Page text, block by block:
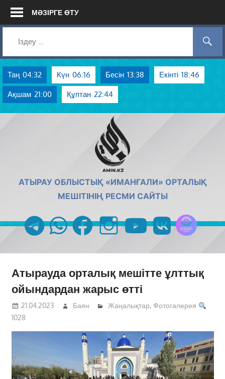
Skip
МӘЗІРГЕ ӨТУ
Таң 04:32 Күн 06:16 Бесін 13:38 Екінті 18:46
Ақшам 21:00 Құптан 22:44
АТЫРАУ ОБЛЫСТЫҚ «ИМАНҒАЛИ» ОРТАЛЫҚ
МЕШІТІНІҢ РЕСМИ САЙТЫ
telegramwhatsappfacebookinstagramyoutubevk
Атырауда орталық мешітте ұлттық
ойындардан жарыс өтті
21.04.2023 Баян Жаңалықтар, Фотогалерея
1028